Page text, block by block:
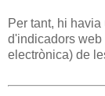
Per tant, hi
d'indicadors
electrònica) de